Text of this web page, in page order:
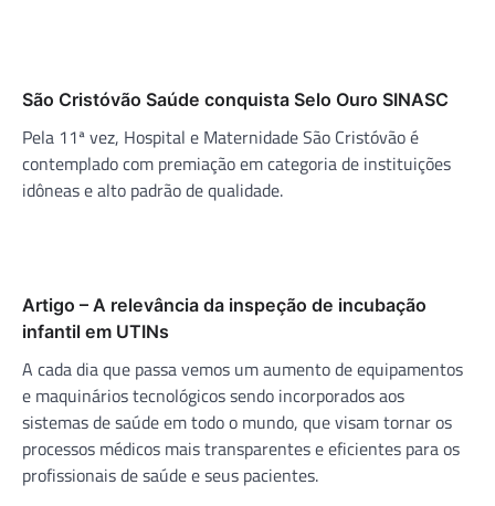
São Cristóvão Saúde conquista Selo Ouro SINASC
Pela 11ª vez, Hospital e Maternidade São Cristóvão é
contemplado com premiação em categoria de instituições
idôneas e alto padrão de qualidade.
Artigo – A relevância da inspeção de incubação
infantil em UTINs
A cada dia que passa vemos um aumento de equipamentos
e maquinários tecnológicos sendo incorporados aos
sistemas de saúde em todo o mundo, que visam tornar os
processos médicos mais transparentes e eficientes para os
profissionais de saúde e seus pacientes.